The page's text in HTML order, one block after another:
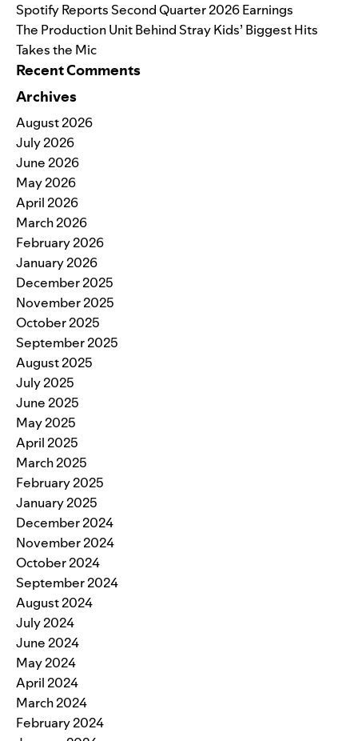
Spotify Reports Second Quarter 2026 Earnings
The Production Unit Behind Stray Kids’ Biggest Hits
Takes the Mic
Recent Comments
Archives
August 2026
July 2026
June 2026
May 2026
April 2026
March 2026
February 2026
January 2026
December 2025
November 2025
October 2025
September 2025
August 2025
July 2025
June 2025
May 2025
April 2025
March 2025
February 2025
January 2025
December 2024
November 2024
October 2024
September 2024
August 2024
July 2024
June 2024
May 2024
April 2024
March 2024
February 2024